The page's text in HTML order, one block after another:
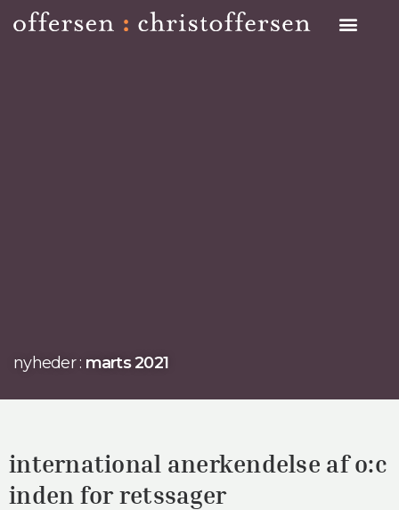
nyheder : marts 2021
international anerkendelse af o:c
inden for retssager